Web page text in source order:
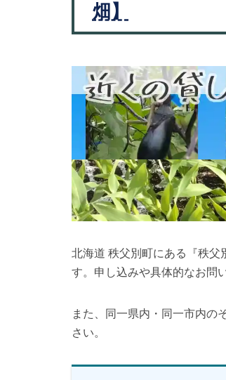
畑】
北海道 秩父別町にある『秩父
す。申し込みや具体的なお問
また、同一県内・同一市内の
さい。